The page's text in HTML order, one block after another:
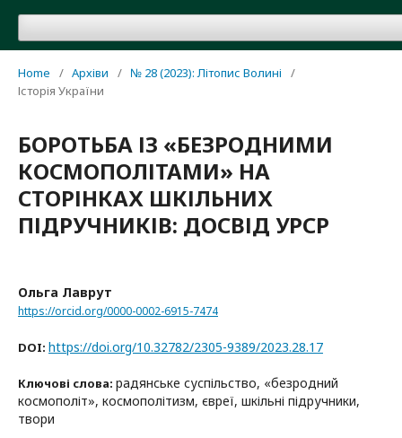
Home / Архіви / № 28 (2023): Літопис Волині
/
Історія України
БОРОТЬБА ІЗ «БЕЗРОДНИМИ
КОСМОПОЛІТАМИ» НА
СТОРІНКАХ ШКІЛЬНИХ
ПІДРУЧНИКІВ: ДОСВІД УРСР
Ольга Лаврут
https://orcid.org/0000-0002-6915-7474
DOI: https://doi.org/10.32782/2305-9389/2023.28.17
Ключові слова: радянське суспільство, «безродний
космополіт», космополітизм, євреї, шкільні підручники,
твори